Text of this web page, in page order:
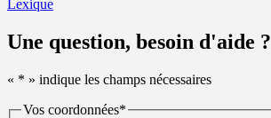
Lexique
Une question, besoin d'aide ?
« * » indique les champs nécessaires
Vos coordonnées*